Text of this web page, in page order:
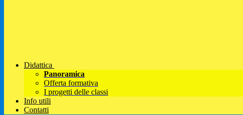
Didattica
Panoramica
Offerta formativa
I progetti delle classi
Info utili
Contatti